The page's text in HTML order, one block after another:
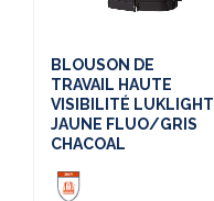
BLOUSON DE
TRAVAIL HAUTE
VISIBILITÉ LUKLIGHT
JAUNE FLUO/GRIS
CHACOAL